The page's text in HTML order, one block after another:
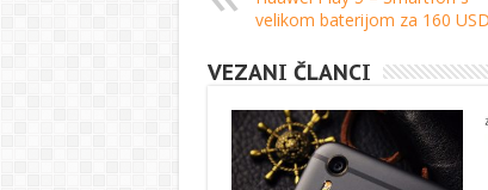
velikom baterijom za 160 USD
VEZANI ČLANCI